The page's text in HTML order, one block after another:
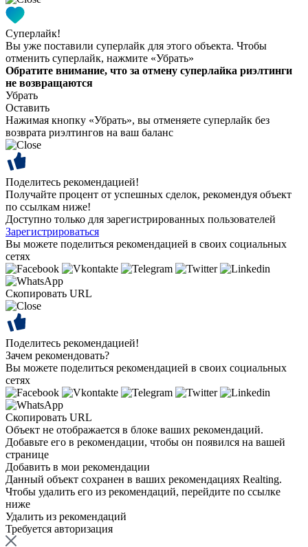
Суперлайк!
Вы уже поставили суперлайк для этого объекта. Чтобы
отменить суперлайк, нажмите «Убрать»
Обратите внимание, что за отмену суперлайка риэлтинги
не возвращаются
Убрать
Оставить
Нажимая кнопку «Убрать», вы отменяете суперлайк без
возврата риэлтингов на ваш баланс
Поделитесь рекомендацией!
Получайте процент от успешных сделок, рекомендуя объект
по ссылкам ниже!
Доступно только для зарегистрированных пользователей
Зарегистрироваться
Вы можете поделиться рекомендацией в своих социальных
сетях
Скопировать URL
Поделитесь рекомендацией!
Зачем рекомендовать?
Вы можете поделиться рекомендацией в своих социальных
сетях
Скопировать URL
Объект не отображается в блоке ваших рекомендаций.
Добавьте его в рекомендации, чтобы он появился на вашей
странице
Добавить в мои рекомендации
Данный объект сохранен в ваших рекомендациях Realting.
Чтобы удалить его из рекомендаций, перейдите по ссылке
ниже
Удалить из рекомендаций
Требуется авторизация